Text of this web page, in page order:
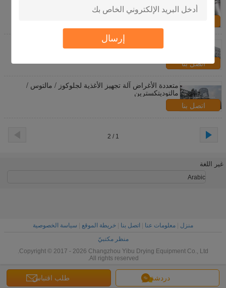
إرسال
الأغذية
الروتاري طبل مجفف الآلات للطفل الأرز الحبوب صناعة
تجهيز الأغذية
اتصل بنا
متعددة الأغراض آلة تجهيز الأغذية لجلوكوز / مالتوس /
مالتوديتكسترين
اتصل بنا
1 / 2
دردشة طلب اقتباس
غير اللغة
Arabic
منزل معلومات عنا اتصل بنا خريطة الموقع
سياسة الخصوصية
منظر مكتبيّ
Copyright © 2017 - 2026 Changzhou Yibu Drying Equipment Co., Ltd.
All rights reserved.